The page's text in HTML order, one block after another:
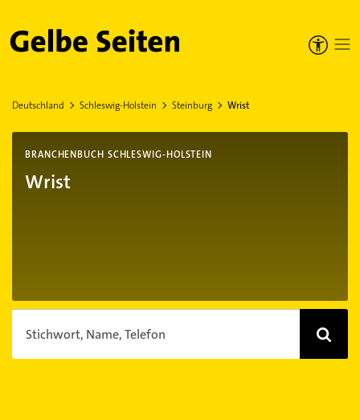
Gelbe Seiten
Deutschland Schleswig-Holstein Steinburg Wrist
BRANCHENBUCH SCHLESWIG-HOLSTEIN
Wrist
Stichwort, Name, Telefon